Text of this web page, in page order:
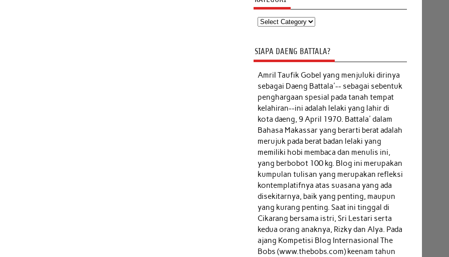
Kategori
SIAPA DAENG BATTALA?
Amril Taufik Gobel yang menjuluki dirinya
sebagai Daeng Battala'-- sebagai sebentuk
penghargaan spesial pada tanah tempat
kelahiran--ini adalah lelaki yang lahir di
kota daeng, 9 April 1970. Battala' dalam
Bahasa Makassar yang berarti berat adalah
merujuk pada berat badan lelaki yang
memiliki hobi membaca dan menulis ini,
yang berbobot 100 kg. Blog ini merupakan
kumpulan tulisan yang merupakan refleksi
kontemplatifnya atas suasana yang ada
disekitarnya, baik yang penting, maupun
yang kurang penting. Saat ini tinggal di
Cikarang bersama istri, Sri Lestari serta
kedua orang anaknya, Rizky dan Alya. Pada
ajang Kompetisi Blog Internasional The
Bobs (www.thebobs.com) keenam tahun